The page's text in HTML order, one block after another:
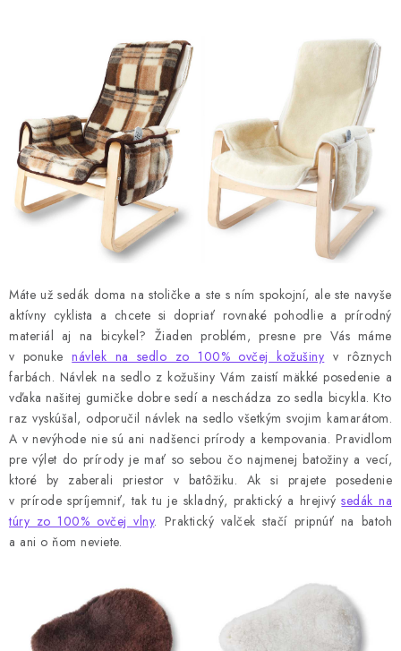
Máte už sedák doma na stoličke a ste s ním spokojní, ale ste navyše
aktívny cyklista a chcete si dopriať rovnaké pohodlie a prírodný
materiál aj na bicykel? Žiaden problém, presne pre Vás máme
v ponukenávlek na sedlo zo 100% ovčej kožušiny v rôznych
farbách. Návlek na sedlo z kožušiny Vám zaistí mäkké posedenie a
vďaka našitej gumičke dobre sedí a neschádza zo sedla bicykla. Kto
raz vyskúšal, odporučil návlek na sedlo všetkým svojim kamarátom.
A v nevýhode nie sú ani nadšenci prírody a kempovania. Pravidlom
pre výlet do prírody je mať so sebou čo najmenej batožiny a vecí,
ktoré by zaberali priestor v batôžiku. Ak si prajete posedenie
v prírode spríjemniť, tak tu je skladný, praktický a hrejivýsedák na
túry zo 100% ovčej vlny. Praktický valček stačí pripnúť na batoh
a ani o ňom neviete.